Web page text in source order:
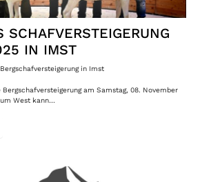
SCHAFVERSTEIGERUNG
IN IMST
in Imst
am Samstag, 08. November
West kann…